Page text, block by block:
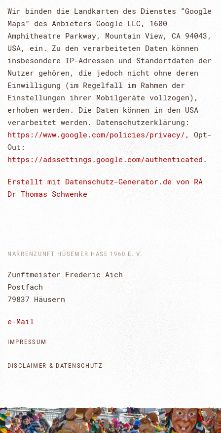
Wir binden die Landkarten des Dienstes “Google
Maps” des Anbieters Google LLC, 1600
Amphitheatre Parkway, Mountain View, CA 94043,
USA, ein. Zu den verarbeiteten Daten können
insbesondere IP-Adressen und Standortdaten der
Nutzer gehören, die jedoch nicht ohne deren
Einwilligung (im Regelfall im Rahmen der
Einstellungen ihrer Mobilgeräte vollzogen),
erhoben werden. Die Daten können in den USA
verarbeitet werden. Datenschutzerklärung:
https://www.google.com/policies/privacy/ , Opt-
Out:
https://adssettings.google.com/authenticated .
Erstellt mit Datenschutz-Generator.de von RA
Dr Thomas Schwenke
NARRENZUNFT HÜSEMER HASE 1960 E. V.
Zunftmeister Frederic Aich
Postfach
79837 Häusern
e-Mail
IMPRESSUM
DISCLAIMER & DATENSCHUTZ